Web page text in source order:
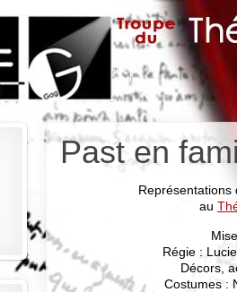
Past en
Représentations
au
Régie :
Décors,
Costumes :